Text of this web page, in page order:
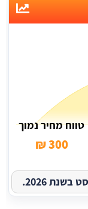
טווח מחיר נמוך
300 ₪
2026.